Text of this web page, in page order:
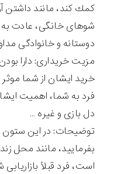
كمك كند، مانند داشتن
شوهای خانگی، عادت
دوستانه و خانوادگی
مزيت خريداری: دارا
خريد ايشان از شما
فرد به شما، اهميت
دل بازی و غيره …
توضيحات: در اين ستون
بفرماييد، مانند محل
است، فرد قبلاً